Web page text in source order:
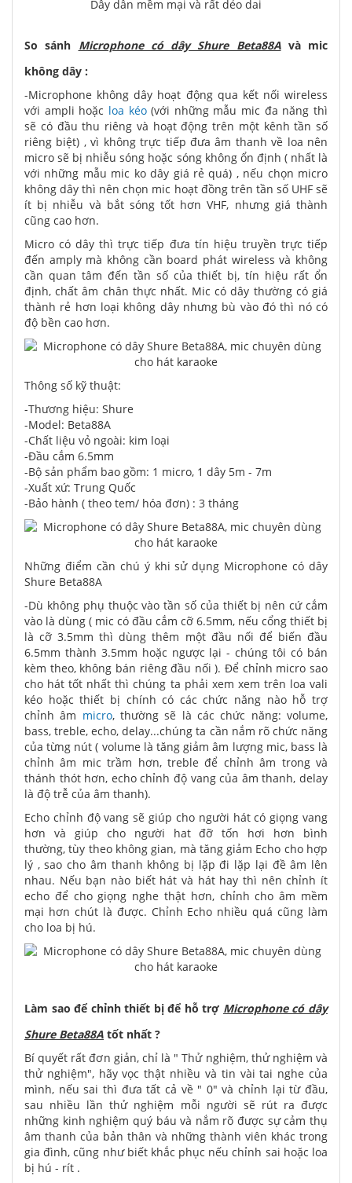
Dây dẫn mềm mại và rất dẻo dai
So sánh Microphone có dây Shure Beta88Avà mic
không dây :
-Microphone không dây hoạt động qua kết nối wireless
với ampli hoặc loa kéo(với những mẫu mic đa năng thì
sẽ có đầu thu riêng và hoạt động trên một kênh tần số
riêng biệt) , vì không trực tiếp đưa âm thanh về loa nên
micro sẽ bị nhiễu sóng hoặc sóng không ổn định ( nhất là
với những mẫu mic ko dây giá rẻ quá) , nếu chọn micro
không dây thì nên chọn mic hoạt đồng trên tần số UHF sẽ
ít bị nhiễu và bắt sóng tốt hơn VHF, nhưng giá thành
cũng cao hơn.
Micro có dây thì trực tiếp đưa tín hiệu truyền trực tiếp
đến amply mà không cần board phát wireless và không
cần quan tâm đến tần số của thiết bị, tín hiệu rất ổn
định, chất âm chân thực nhất. Mic có dây thường có giá
thành rẻ hơn loại không dây nhưng bù vào đó thì nó có
độ bền cao hơn.
Thông số kỹ thuật:
-Thương hiệu: Shure
-Model: Beta88A
-Chất liệu vỏ ngoài: kim loại
-Đầu cắm 6.5mm
-Bộ sản phẩm bao gồm: 1 micro, 1 dây 5m - 7m
-Xuất xứ: Trung Quốc
-Bảo hành ( theo tem/ hóa đơn) : 3 tháng
Những điểm cần chú ý khi sử dụng Microphone có dây
Shure Beta88A
-Dù không phụ thuộc vào tần số của thiết bị nên cứ cắm
vào là dùng ( mic có đầu cắm cỡ 6.5mm, nếu cổng thiết bị
là cỡ 3.5mm thì dùng thêm một đầu nối để biến đầu
6.5mm thành 3.5mm hoặc ngược lại - chúng tôi có bán
kèm theo, không bán riêng đầu nối ). Để chỉnh micro sao
cho hát tốt nhất thì chúng ta phải xem xem trên loa vali
kéo hoặc thiết bị chính có các chức năng nào hỗ trợ
chỉnh âm micro, thường sẽ là các chức năng: volume,
bass, treble, echo, delay...chúng ta cần nắm rõ chức năng
của từng nút ( volume là tăng giảm âm lượng mic, bass là
chỉnh âm mic trầm hơn, treble để chỉnh âm trong và
thánh thót hơn, echo chỉnh độ vang của âm thanh, delay
là độ trễ của âm thanh).
Echo chỉnh độ vang sẽ giúp cho người hát có giọng vang
hơn và giúp cho người hat đỡ tốn hơi hơn bình
thường, tùy theo không gian, mà tăng giảm Echo cho hợp
lý , sao cho âm thanh không bị lặp đi lặp lại đề âm lên
nhau. Nếu bạn nào biết hát và hát hay thì nên chỉnh ít
echo để cho giọng nghe thật hơn, chỉnh cho âm mềm
mại hơn chút là được. Chỉnh Echo nhiều quá cũng làm
cho loa bị hú.
Làm sao để chỉnh thiết bị để hỗ trợ Microphone có dây
Shure Beta88A tốt nhất ?
Bí quyết rất đơn giản, chỉ là " Thử nghiệm, thử nghiệm và
thử nghiệm", hãy vọc thật nhiều và tin vài tai nghe của
mình, nếu sai thì đưa tất cả về " 0" và chỉnh lại từ đầu,
sau nhiều lần thử nghiệm mỗi người sẽ rút ra được
những kinh nghiệm quý báu và nắm rõ được sự cảm thụ
âm thanh của bản thân và những thành viên khác trong
gia đình, cũng như biết khắc phục nếu chỉnh sai hoặc loa
bị hú - rít .